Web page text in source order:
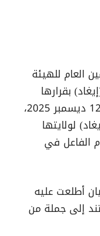
العام للهيئة
بقرارها
الانسحاب من المنظمة يوم الجمعة 12 ديسمبر 2025،
لولايتها
الفاعل في
أطلعت عليه
إلى جملة من